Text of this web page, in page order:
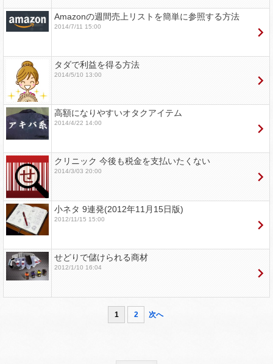
Amazonの週間売上リストを簡単に参照する方法
2014/7/11 15:00
タダで利益を得る方法
2014/5/10 13:00
高額になりやすいオタクアイテム
2014/4/22 14:00
クリニック 今後も税金を支払いたくない
2014/3/03 20:00
小ネタ 9連発(2012年11月15日版)
2012/11/15 15:00
せどりで儲けられる商材
2012/1/10 16:04
1 2 次へ